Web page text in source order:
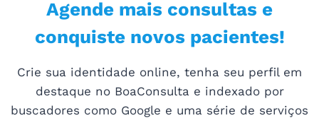
Agende mais consultas e
conquiste novos pacientes!
Crie sua identidade online, tenha seu perfil em
destaque no BoaConsulta e indexado por
buscadores como Google e uma série de serviços